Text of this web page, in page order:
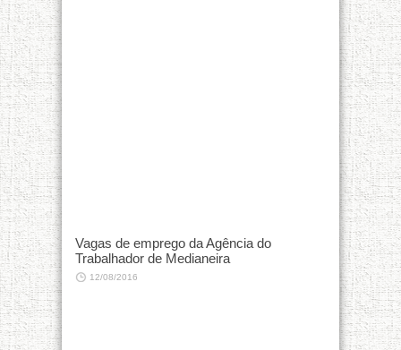
Vagas de emprego da Agência do
Trabalhador de Medianeira
12/08/2016